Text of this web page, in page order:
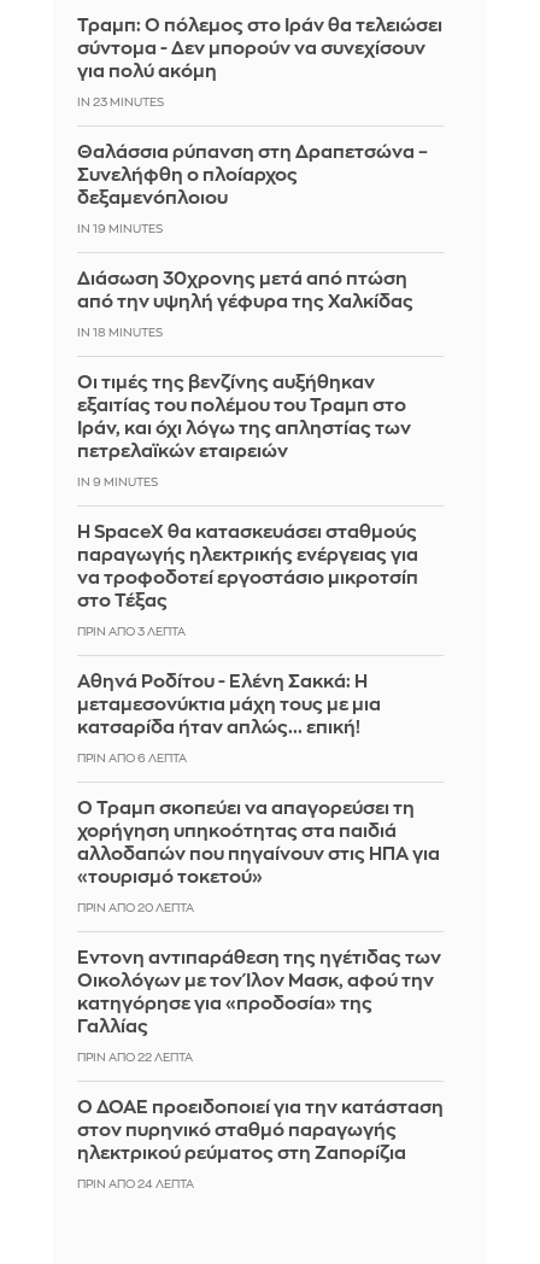
Τραμπ: Ο πόλεμος στο Ιράν θα τελειώσει
σύντομα - Δεν μπορούν να συνεχίσουν
για πολύ ακόμη
IN 23 MINUTES
Θαλάσσια ρύπανση στη Δραπετσώνα –
Συνελήφθη ο πλοίαρχος
δεξαμενόπλοιου
IN 19 MINUTES
Διάσωση 30χρονης μετά από πτώση
από την υψηλή γέφυρα της Χαλκίδας
IN 18 MINUTES
Οι τιμές της βενζίνης αυξήθηκαν
εξαιτίας του πολέμου του Τραμπ στο
Ιράν, και όχι λόγω της απληστίας των
πετρελαϊκών εταιρειών
IN 9 MINUTES
Η SpaceX θα κατασκευάσει σταθμούς
παραγωγής ηλεκτρικής ενέργειας για
να τροφοδοτεί εργοστάσιο μικροτσίπ
στο Τέξας
ΠΡΙΝ ΑΠΌ 3 ΛΕΠΤΆ
Αθηνά Ροδίτου - Ελένη Σακκά: Η
μεταμεσονύκτια μάχη τους με μια
κατσαρίδα ήταν απλώς... επική!
ΠΡΙΝ ΑΠΌ 6 ΛΕΠΤΆ
Ο Τραμπ σκοπεύει να απαγορεύσει τη
χορήγηση υπηκοότητας στα παιδιά
αλλοδαπών που πηγαίνουν στις ΗΠΑ για
«τουρισμό τοκετού»
ΠΡΙΝ ΑΠΌ 20 ΛΕΠΤΆ
Έντονη αντιπαράθεση της ηγέτιδας των
Οικολόγων με τον Ίλον Μασκ, αφού την
κατηγόρησε για «προδοσία» της
Γαλλίας
ΠΡΙΝ ΑΠΌ 22 ΛΕΠΤΆ
Ο ΔΟΑΕ προειδοποιεί για την κατάσταση
στον πυρηνικό σταθμό παραγωγής
ηλεκτρικού ρεύματος στη Ζαπορίζια
ΠΡΙΝ ΑΠΌ 24 ΛΕΠΤΆ